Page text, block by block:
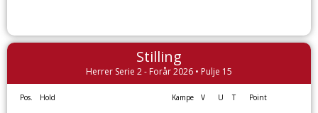
Stilling
Herrer Serie 2 - Forår 2026 • Pulje 15
Pos. Hold Kampe V U T Point